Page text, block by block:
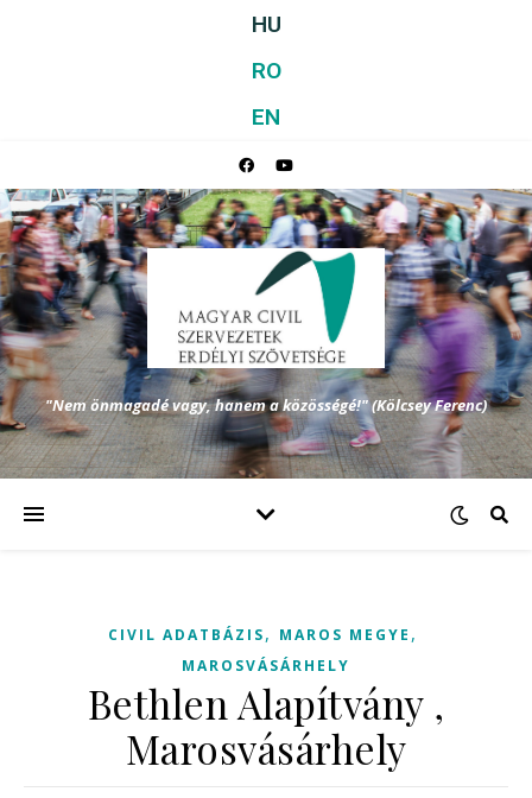
HU
RO
EN
"Nem önmagadé vagy, hanem a közösségé!" (Kölcsey Ferenc)
CIVIL ADATBÁZIS, MAROS MEGYE ,
MAROSVÁSÁRHELY
Bethlen Alapítvány ,
Marosvásárhely